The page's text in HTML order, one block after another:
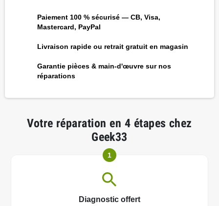
Paiement 100 % sécurisé — CB, Visa,
Mastercard, PayPal
Livraison rapide ou retrait gratuit en magasin
Garantie pièces & main-d'œuvre sur nos
réparations
Votre réparation en 4 étapes chez
Geek33
1
Diagnostic offert